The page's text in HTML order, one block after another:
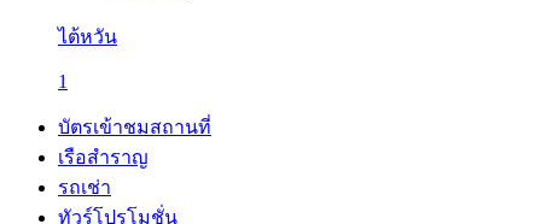
ไต้หวัน
1
บัตรเข้าชมสถานที่
เรือสำราญ
รถเช่า
ทัวร์โปรโมชั่น